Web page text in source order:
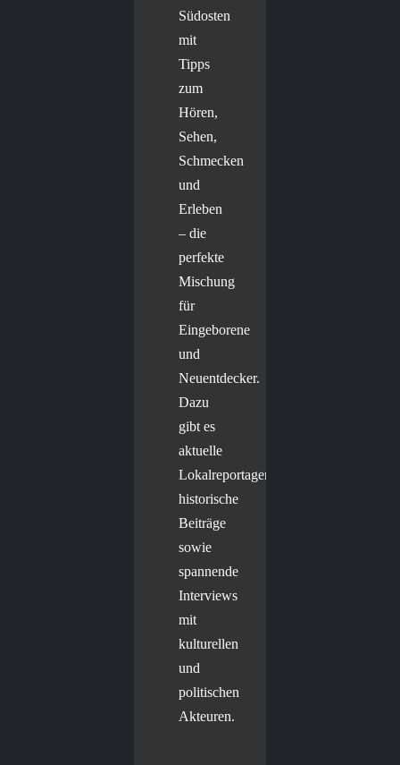
Südosten
mit
Tipps
zum
Hören,
Sehen,
Schmecken
und
Erleben
– die
perfekte
Mischung
für
Eingeborene
und
Neuentdecker.
Dazu
gibt es
aktuelle
Lokalreportagen,
historische
Beiträge
sowie
spannende
Interviews
mit
kulturellen
und
politischen
Akteuren.